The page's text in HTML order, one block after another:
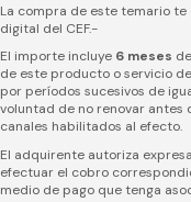
La compra de este temario te
digital del CEF.-
El importe incluye 6 meses de
de este producto o servicio
por períodos sucesivos de
voluntad de no renovar antes
canales habilitados al efecto.
El adquirente autoriza
efectuar el cobro
medio de pago que tenga